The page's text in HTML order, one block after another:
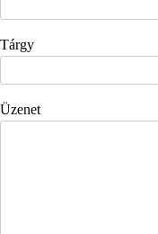
Tárgy
Üzenet